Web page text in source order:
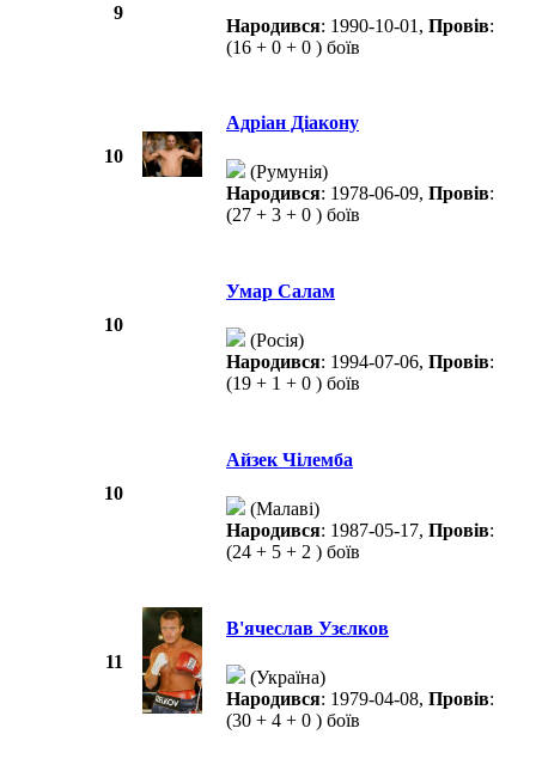
9
Народився: 1990-10-01, Провів:
(16 + 0 + 0 ) боїв
10
Адріан Діакону
(Румунія)
Народився: 1978-06-09, Провів:
(27 + 3 + 0 ) боїв
10
Умар Салам
(Росія)
Народився: 1994-07-06, Провів:
(19 + 1 + 0 ) боїв
10
Айзек Чілемба
(Малаві)
Народився: 1987-05-17, Провів:
(24 + 5 + 2 ) боїв
11
В'ячеслав Узєлков
(Україна)
Народився: 1979-04-08, Провів:
(30 + 4 + 0 ) боїв